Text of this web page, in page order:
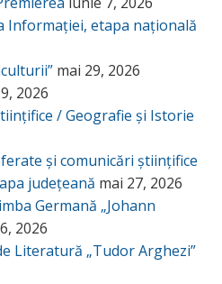
Informației, etapa națională
mai 29, 2026
2026
/ Geografie și Istorie
și comunicări științifice
județeană mai 27, 2026
Germană „Johann
2026
Literatură „Tudor Arghezi”